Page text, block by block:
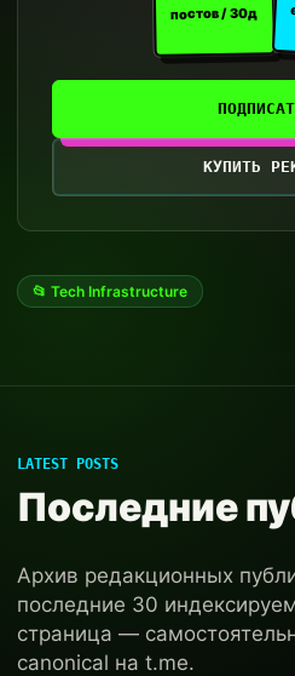
постов / 30д
КУПИТЬ
📂 Tech Infrastructure
LATEST POSTS
Последние
Архив редакционных
последние 30
страница —
canonical на t.me.